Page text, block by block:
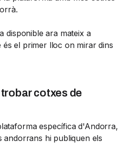
disponible ara mateix a
el primer lloc on mirar dins
cotxes de
específica d'Andorra,
hi publiquen els